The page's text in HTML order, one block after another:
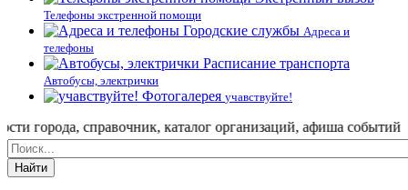
Телефоны экстренной помощи
Городские службы Адреса и
телефоны
Расписание транспорта
Автобусы, электрички
Фотогалерея учавствуйте!
справочник, каталог организаций, афиша событий и не
Найти